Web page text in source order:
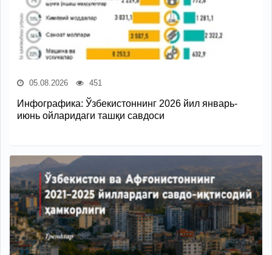
05.08.2026 451
Инфографика: Ўзбекистоннинг 2026 йил январь-
июнь ойларидаги ташқи савдоси